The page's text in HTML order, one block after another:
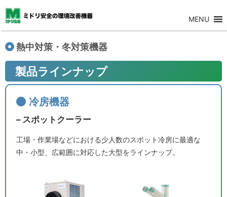
MENU
熱中対策・冬対策機器
製品ラインナップ
冷房機器
– スポットクーラー
工場・作業場などにおける少人数のスポット冷房に最適な
中・小型、広範囲に対応した大型をラインナップ。